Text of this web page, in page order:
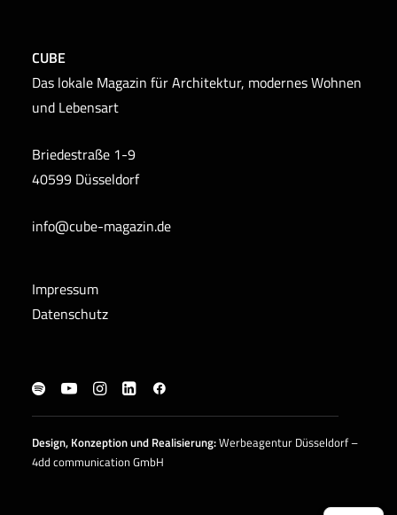
CUBE
Das lokale Magazin für Architektur, modernes Wohnen
und Lebensart
Briedestraße 1-9
40599 Düsseldorf
info@cube-magazin.de
Impressum
Datenschutz
Design, Konzeption und Realisierung:Werbeagentur Düsseldorf –
4dd communication GmbH